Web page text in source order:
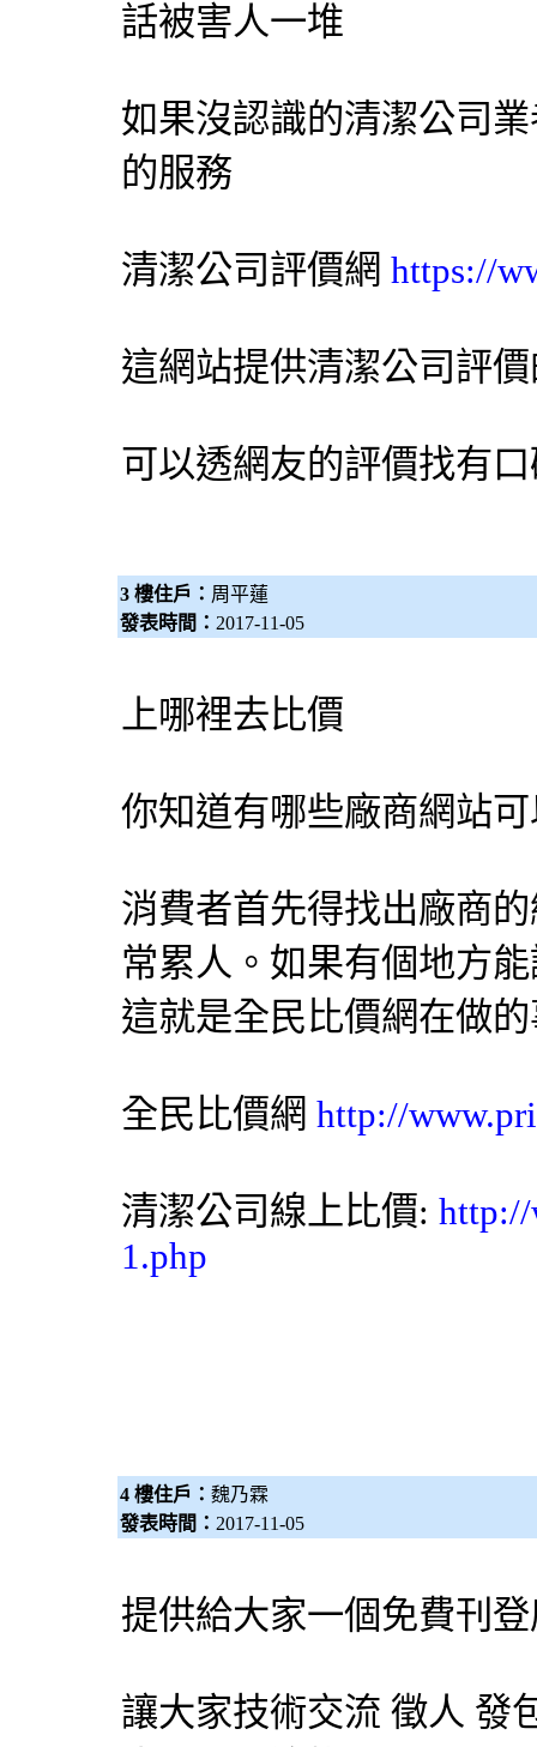
話被害人一堆
如果沒認識的清潔公司
的服務
清潔公司評價網 https://
這網站提供清潔公司評
可以透網友的評價找有
3 樓住戶： 周平蓮
發表時間： 2017-11-05
上哪裡去比價
你知道有哪些廠商網站
消費者首先得找出廠商
常累人。如果有個地方
這就是全民比價網在做
全民比價網 http://
清潔公司線上比價: http://
1.php
4 樓住戶： 魏乃霖
發表時間： 2017-11-05
提供給大家一個免費刊
讓大家技術交流 徵人 發